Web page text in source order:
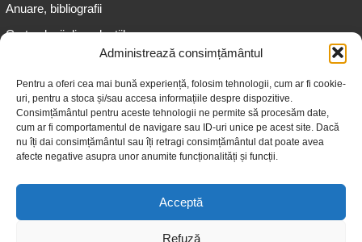
Administrează consimțământul
Pentru a oferi cea mai bună experiență, folosim tehnologii, cum ar fi cookie-
uri, pentru a stoca și/sau accesa informațiile despre dispozitive.
Consimțământul pentru aceste tehnologii ne permite să procesăm date,
cum ar fi comportamentul de navigare sau ID-uri unice pe acest site. Dacă
nu îți dai consimțământul sau îți retragi consimțământul dat poate avea
afecte negative asupra unor anumite funcționalități și funcții.
Acceptă
Refuză
Anuare, bibliografii
Cartea lunii din colecțiile
Informații pentru adolescenți
Informații pentru adulți
Informații pentru seniori